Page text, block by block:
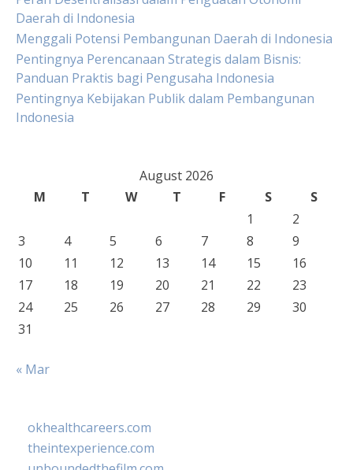
Daerah di Indonesia
Menggali Potensi Pembangunan Daerah di Indonesia
Pentingnya Perencanaan Strategis dalam Bisnis:
Panduan Praktis bagi Pengusaha Indonesia
Pentingnya Kebijakan Publik dalam Pembangunan
Indonesia
August 2026
M
T W T F S
S
1
2
3
4 5 6 7 8
9
10
11 12 13 14 15
16
17
18 19 20 21 22
23
24
25 26 27 28 29
30
31
« Mar
okhealthcareers.com
theintexperience.com